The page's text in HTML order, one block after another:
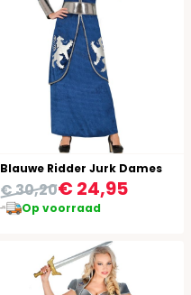
Blauwe Ridder Jurk Dames
€ 24,95
€ 30,20
Op voorraad